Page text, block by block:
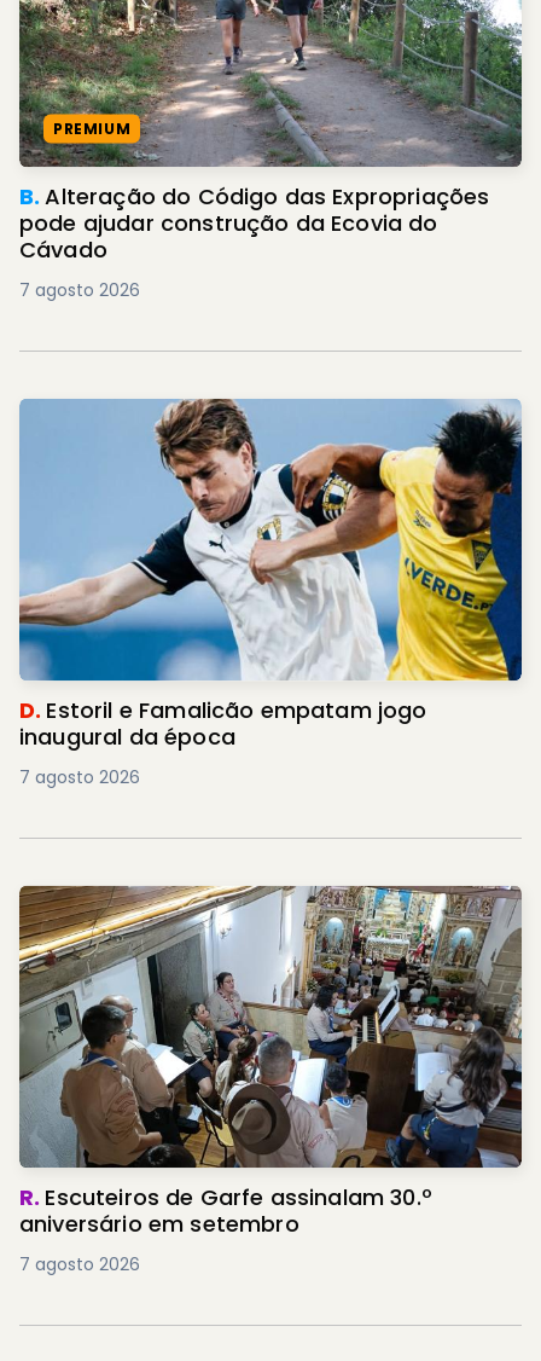
PREMIUM
B.Alteração do Código das Expropriações
pode ajudar construção da Ecovia do
Cávado
7 agosto 2026
D. Estoril e Famalicão empatam jogo
inaugural da época
7 agosto 2026
R. Escuteiros de Garfe assinalam 30.º
aniversário em setembro
7 agosto 2026